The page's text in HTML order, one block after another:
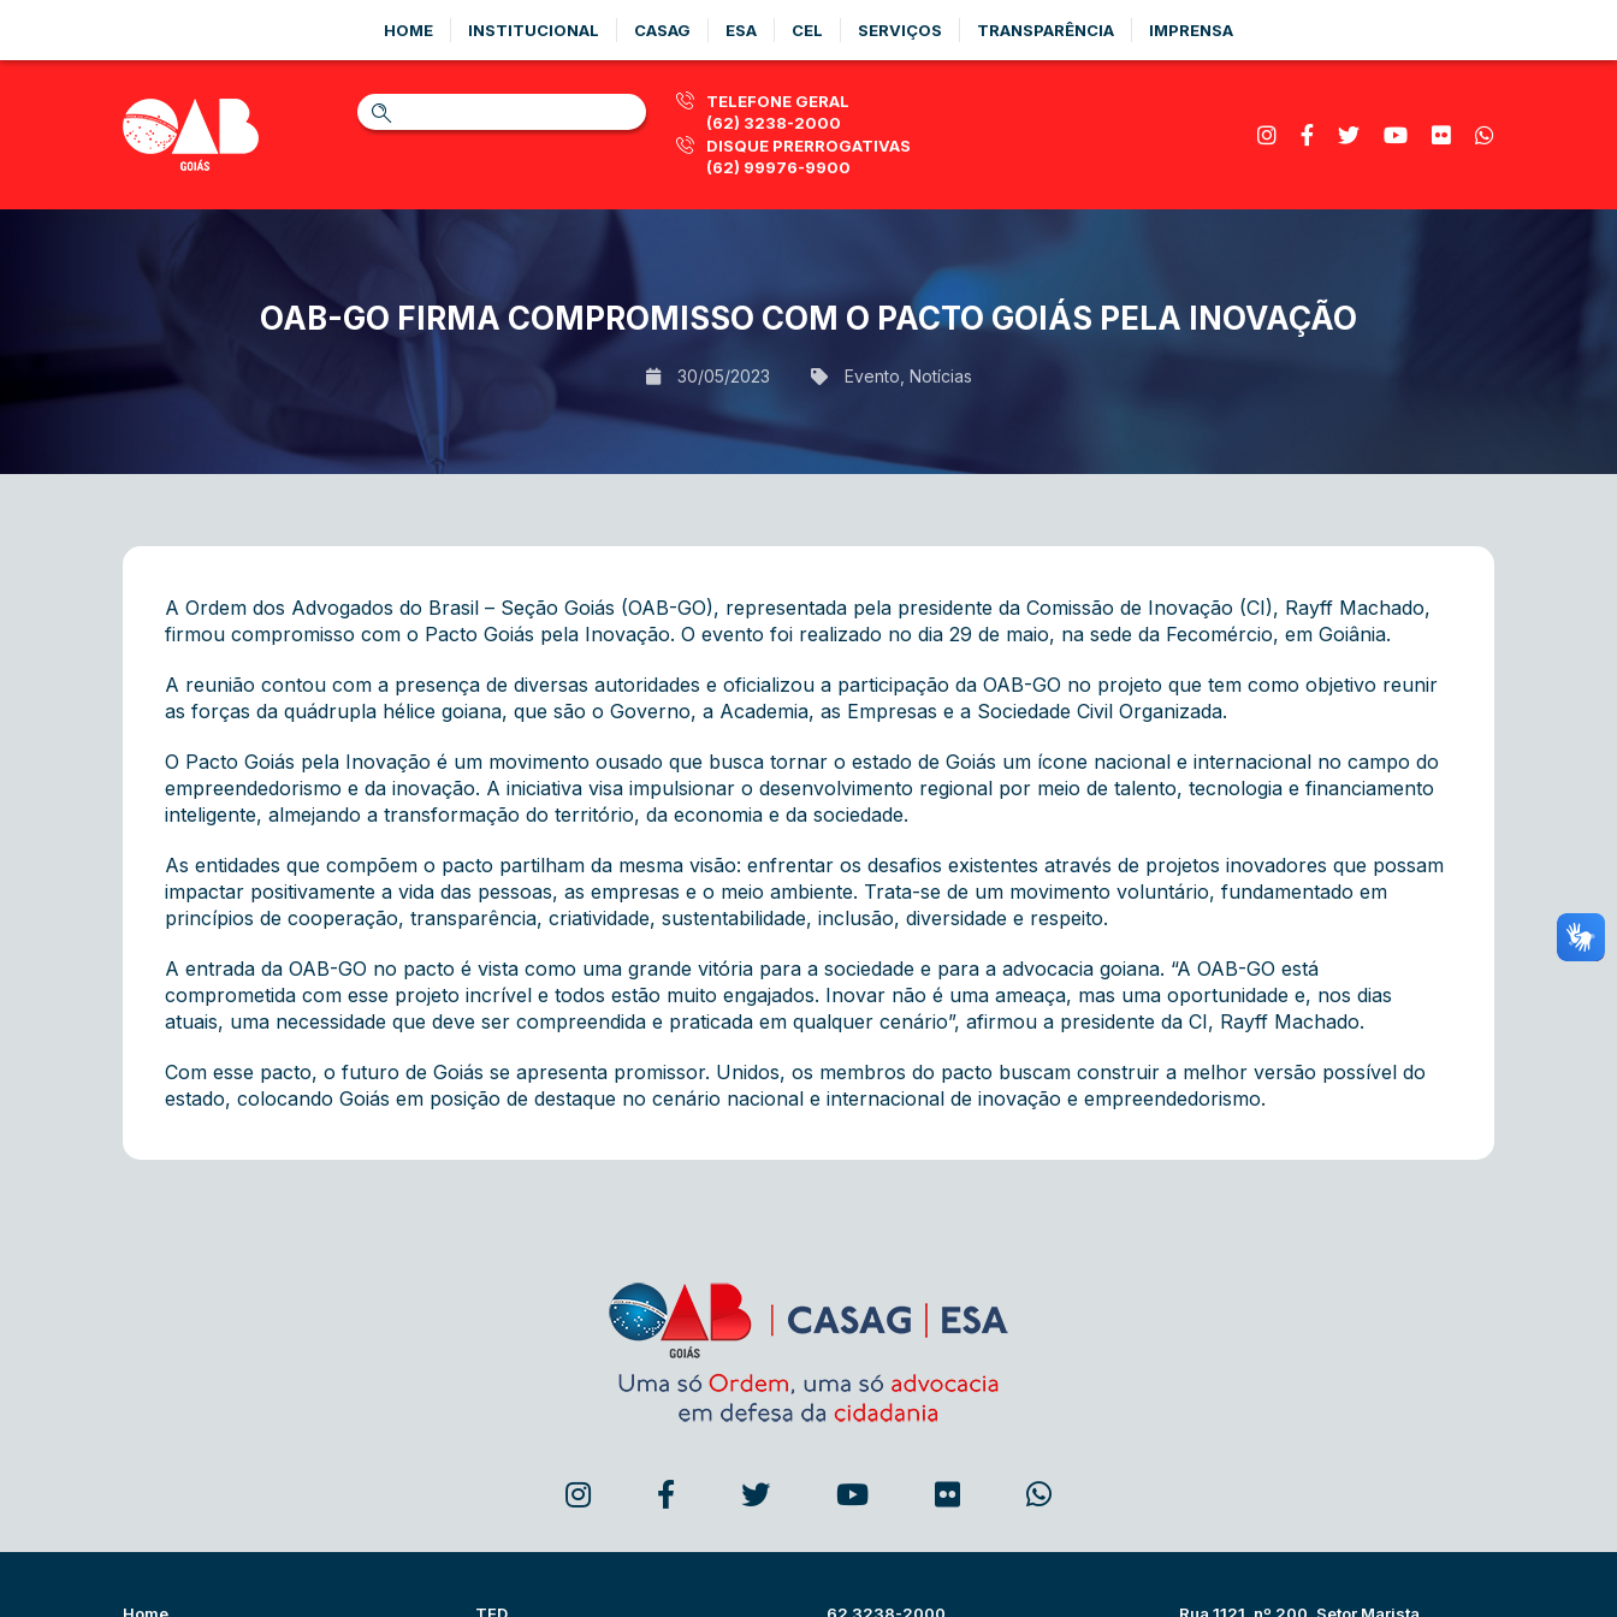
HOME INSTITUCIONAL CASAG ESA CEL SERVIÇOS TRANSPARÊNCIA IMPRENSA
TELEFONE GERAL
(62) 3238-2000
DISQUE PRERROGATIVAS
(62) 99976-9900
OAB-GO FIRMA COMPROMISSO COM O PACTO GOIÁS PELA INOVAÇÃO
30/05/2023 Evento Notícias
A Ordem dos Advogados do Brasil – Seção Goiás (OAB-GO), representada pela presidente da Comissão de Inovação (CI), Rayff Machado,
firmou compromisso com o Pacto Goiás pela Inovação. O evento foi realizado no dia 29 de maio, na sede da Fecomércio, em Goiânia.
A reunião contou com a presença de diversas autoridades e oficializou a participação da OAB-GO no projeto que tem como objetivo reunir
as forças da quádrupla hélice goiana, que são o Governo, a Academia, as Empresas e a Sociedade Civil Organizada.
O Pacto Goiás pela Inovação é um movimento ousado que busca tornar o estado de Goiás um ícone nacional e internacional no campo do
empreendedorismo e da inovação. A iniciativa visa impulsionar o desenvolvimento regional por meio de talento, tecnologia e financiamento
inteligente, almejando a transformação do território, da economia e da sociedade.
As entidades que compõem o pacto partilham da mesma visão: enfrentar os desafios existentes através de projetos inovadores que possam
impactar positivamente a vida das pessoas, as empresas e o meio ambiente. Trata-se de um movimento voluntário, fundamentado em
princípios de cooperação, transparência, criatividade, sustentabilidade, inclusão, diversidade e respeito.
A entrada da OAB-GO no pacto é vista como uma grande vitória para a sociedade e para a advocacia goiana. “A OAB-GO está
comprometida com esse projeto incrível e todos estão muito engajados. Inovar não é uma ameaça, mas uma oportunidade e, nos dias
atuais, uma necessidade que deve ser compreendida e praticada em qualquer cenário”, afirmou a presidente da CI, Rayff Machado.
Com esse pacto, o futuro de Goiás se apresenta promissor. Unidos, os membros do pacto buscam construir a melhor versão possível do
estado, colocando Goiás em posição de destaque no cenário nacional e internacional de inovação e empreendedorismo.